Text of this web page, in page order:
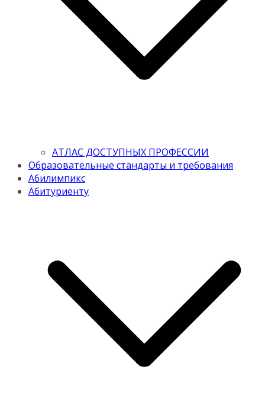
АТЛАС ДОСТУПНЫХ ПРОФЕССИИ
Образовательные стандарты и требования
Абилимпикс
Абитуриенту